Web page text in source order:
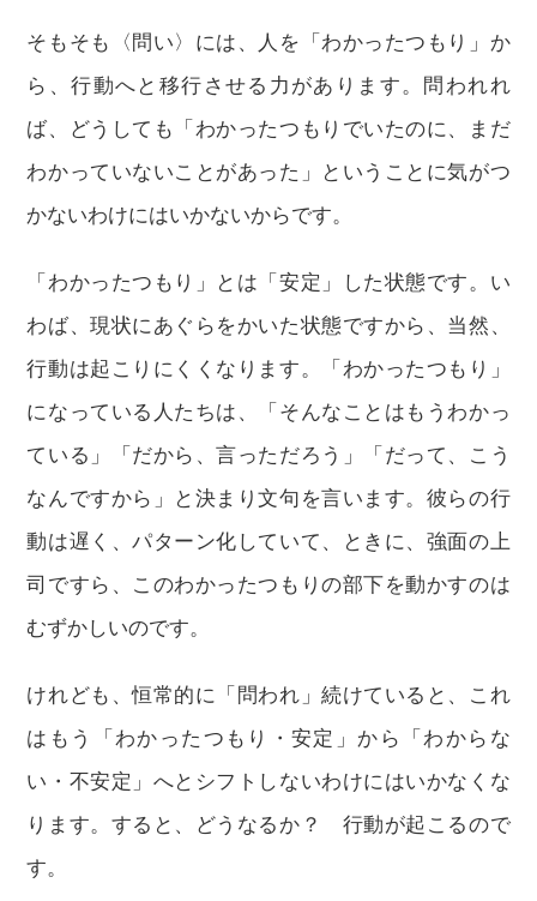
そもそも〈問い〉には、人を「わかったつもり」か
ら、行動へと移行させる力があります。問われれ
ば、どうしても「わかったつもりでいたのに、まだ
わかっていないことがあった」ということに気がつ
かないわけにはいかないからです。
「わかったつもり」とは「安定」した状態です。い
わば、現状にあぐらをかいた状態ですから、当然、
行動は起こりにくくなります。「わかったつもり」
になっている人たちは、「そんなことはもうわかっ
ている」「だから、言っただろう」「だって、こう
なんですから」と決まり文句を言います。彼らの行
動は遅く、パターン化していて、ときに、強面の上
司ですら、このわかったつもりの部下を動かすのは
むずかしいのです。
けれども、恒常的に「問われ」続けていると、これ
はもう「わかったつもり・安定」から「わからな
い・不安定」へとシフトしないわけにはいかなくな
ります。すると、どうなるか？ 行動が起こるので
す。